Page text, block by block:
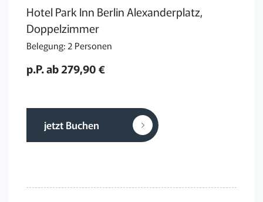
Hotel Park Inn Berlin Alexanderplatz,
Doppelzimmer
Belegung: 2 Personen
p.P. ab 279,90 €
jetzt Buchen